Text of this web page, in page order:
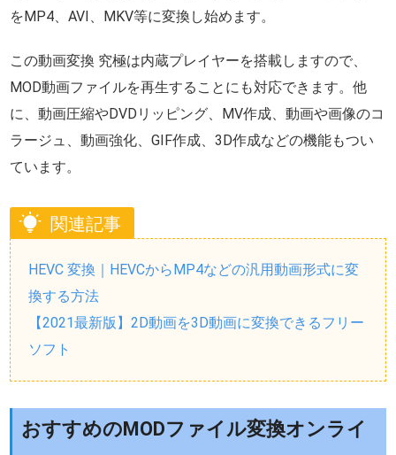
をMP4、AVI、MKV等に変換し始めます。
この動画変換 究極は内蔵プレイヤーを搭載しますので、
MOD動画ファイルを再生することにも対応できます。他
に、動画圧縮やDVDリッピング、MV作成、動画や画像のコ
ラージュ、動画強化、GIF作成、3D作成などの機能もつい
ています。
関連記事
HEVC 変換｜HEVCからMP4などの汎用動画形式に変
換する方法
【2021最新版】2D動画を3D動画に変換できるフリー
ソフト
おすすめのMODファイル変換オンライ